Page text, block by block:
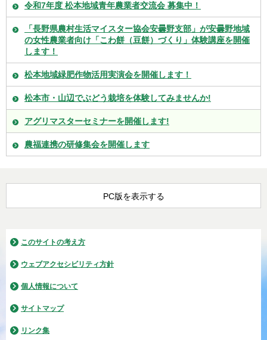
令和7年度 松本地域青年農業者交流会 募集中！
「長野県農村生活マイスター協会安曇野支部」が安曇野地域
の女性農業者向け「こわ餅（豆餅）づくり」体験講座を開催
します！
松本地域緑肥作物活用実演会を開催します！
松本市・山辺でぶどう栽培を体験してみませんか!
アグリマスターセミナーを開催します!
農福連携の研修集会を開催します
PC版を表示する
このサイトの考え方
ウェブアクセシビリティ方針
個人情報について
サイトマップ
リンク集